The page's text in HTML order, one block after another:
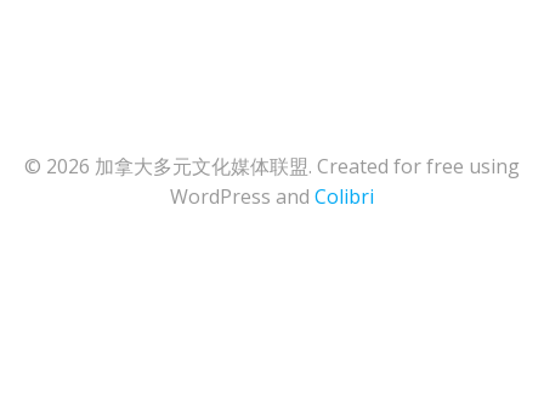
© 2026 加拿大多元文化媒体联盟. Created for free using
WordPress and Colibri